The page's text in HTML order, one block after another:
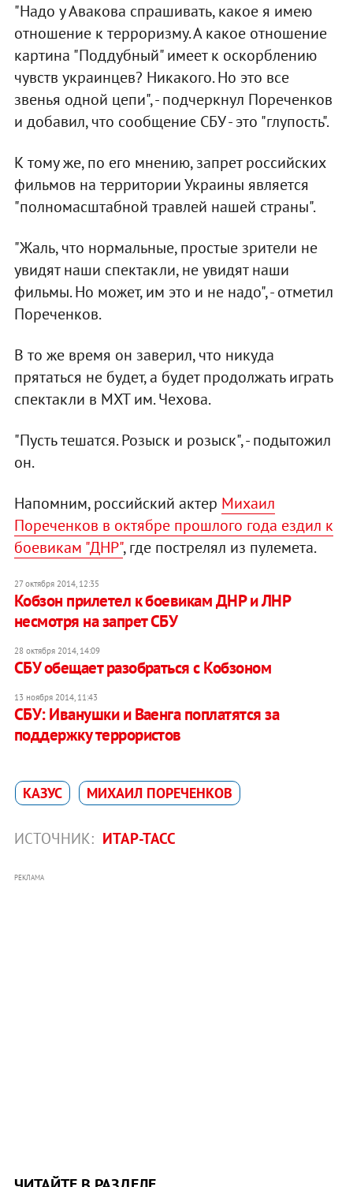
"Надо у Авакова спрашивать, какое я имею
отношение к терроризму. А какое отношение
картина "Поддубный" имеет к оскорблению
чувств украинцев? Никакого. Но это все
звенья одной цепи", - подчеркнул Пореченков
и добавил, что сообщение СБУ - это "глупость".
К тому же, по его мнению, запрет российских
фильмов на территории Украины является
"полномасштабной травлей нашей страны".
"Жаль, что нормальные, простые зрители не
увидят наши спектакли, не увидят наши
фильмы. Но может, им это и не надо", - отметил
Пореченков.
В то же время он заверил, что никуда
прятаться не будет, а будет продолжать играть
спектакли в МХТ им. Чехова.
"Пусть тешатся. Розыск и розыск", - подытожил
он.
Напомним, российский актер Михаил
Пореченков в октябре прошлого года ездил к
боевикам "ДНР", где пострелял из пулемета.
27 октября 2014, 12:35
Кобзон прилетел к боевикам ДНР и ЛНР
несмотря на запрет СБУ
28 октября 2014, 14:09
СБУ обещает разобраться с Кобзоном
13 ноября 2014, 11:43
СБУ: Иванушки и Ваенга поплатятся за
поддержку террористов
КАЗУС МИХАИЛ ПОРЕЧЕНКОВ
ИСТОЧНИК: ИТАР-ТАСС
РЕКЛАМА